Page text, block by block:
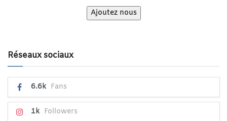
Ajoutez nous
Réseaux sociaux
6.6k Fans
1k Followers